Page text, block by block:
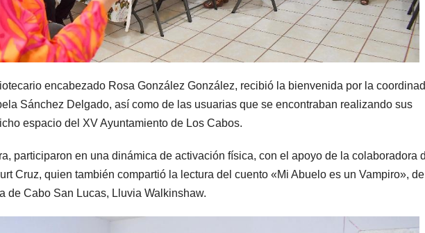
encabezado Rosa González González, recibió la bienvenida por la
Sánchez Delgado, así como de las usuarias que se encontraban realizando sus
espacio del XV Ayuntamiento de Los Cabos.
participaron en una dinámica de activación física, con el apoyo de la colaboradora
Cruz, quien también compartió la lectura del cuento «Mi Abuelo es un Vampiro»,
de Cabo San Lucas, Lluvia Walkinshaw.